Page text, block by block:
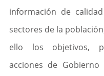
información de
sectores de la
ello los objetivos,
acciones de